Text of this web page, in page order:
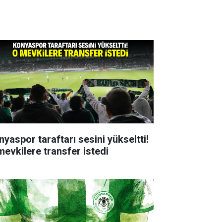
taraftarı sesini yükseltti!
transfer istedi